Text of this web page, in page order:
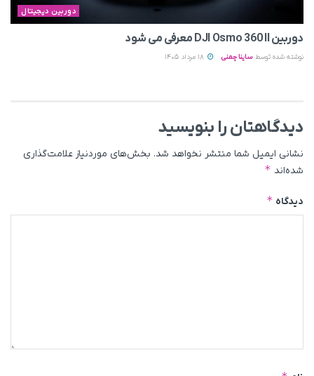
دوربین دیجیتال
دوربین DJI Osmo 360 II معرفی می‌ شود
نوشته شده توسط ساینا چمنی
دیدگاهتان را بنویسید
نشانی ایمیل شما منتشر نخواهد شد. بخش‌های موردنیاز علامت‌گذاری
شده‌اند *
دیدگاه *